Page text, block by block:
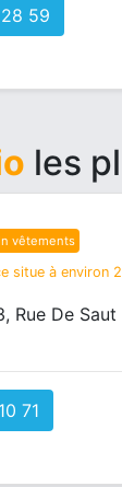
59
les
vêtements
situe à environ
Rue De
71